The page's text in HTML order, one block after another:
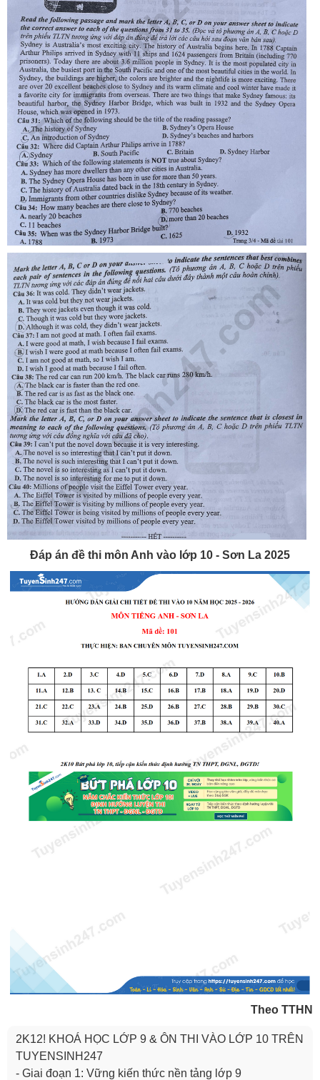
Đáp án đề thi môn Anh vào lớp 10 - Sơn La 2025
Theo TTHN
2K12! KHOÁ HỌC LỚP 9 & ÔN THI VÀO LỚP 10 TRÊN
TUYENSINH247
- Giai đoạn 1: Vững kiến thức nền tảng lớp 9